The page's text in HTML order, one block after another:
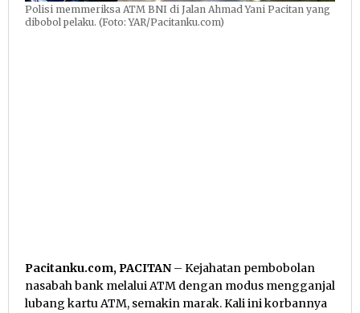
Polisi memmeriksa ATM BNI di Jalan Ahmad Yani Pacitan yang
dibobol pelaku. (Foto: YAR/Pacitanku.com)
Pacitanku.com, PACITAN – Kejahatan pembobolan
nasabah bank melalui ATM dengan modus mengganjal
lubang kartu ATM, semakin marak. Kali ini korbannya